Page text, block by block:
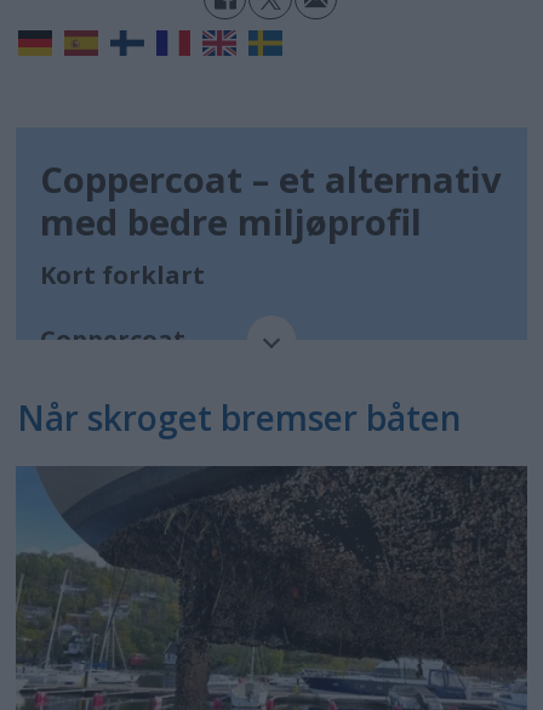
Coppercoat – et alternativ
med bedre miljøprofil
Kort forklart
Coppercoat
Epoksybasert bunnbehandling med
Kan vare i opptil 20 år
Krever normalt enkel rengjøring av
skroget
Danner et fast belegg som ikke slites
bort på samme måte
Når skroget bremser båten